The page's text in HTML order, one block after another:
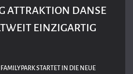
ATTRAKTION DANSE
EINZIGARTIG
FAMILYPARK STARTET IN DIE NEUE